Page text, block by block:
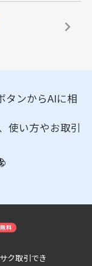
タンからAIに相
使い方やお取引
ク取引でき